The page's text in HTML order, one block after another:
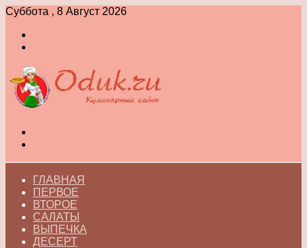
Суббота , 8 Август 2026
ГЛАВНАЯ
ПЕРВОЕ
ВТОРОЕ
САЛАТЫ
ВЫПЕЧКА
ДЕСЕРТ